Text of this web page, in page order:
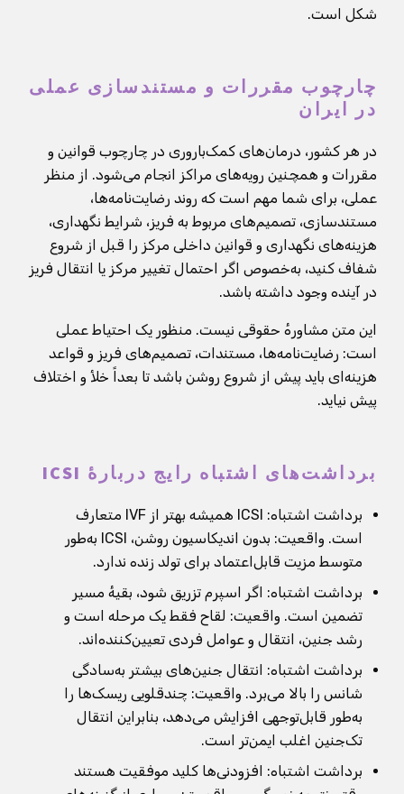
شکل است.
چارچوب مقررات و مستندسازی عملی
در ایران
در هر کشور، درمان‌های کمک‌باروری در چارچوب قوانین و
مقررات و همچنین رویه‌های مراکز انجام می‌شود. از منظر
عملی، برای شما مهم است که روند رضایت‌نامه‌ها،
مستندسازی، تصمیم‌های مربوط به فریز، شرایط نگهداری،
هزینه‌های نگهداری و قوانین داخلی مرکز را قبل از شروع
شفاف کنید، به‌خصوص اگر احتمال تغییر مرکز یا انتقال فریز
در آینده وجود داشته باشد.
این متن مشاورهٔ حقوقی نیست. منظور یک احتیاط عملی
است: رضایت‌نامه‌ها، مستندات، تصمیم‌های فریز و قواعد
هزینه‌ای باید پیش از شروع روشن باشد تا بعداً خلأ و اختلاف
پیش نیاید.
برداشت‌های اشتباه رایج دربارهٔ ICSI
برداشت اشتباه: ICSI همیشه بهتر از IVF متعارف
است. واقعیت: بدون اندیکاسیون روشن، ICSI به‌طور
متوسط مزیت قابل‌اعتماد برای تولد زنده ندارد.
برداشت اشتباه: اگر اسپرم تزریق شود، بقیهٔ مسیر
تضمین است. واقعیت: لقاح فقط یک مرحله است و
رشد جنین، انتقال و عوامل فردی تعیین‌کننده‌اند.
برداشت اشتباه: انتقال جنین‌های بیشتر به‌سادگی
شانس را بالا می‌برد. واقعیت: چندقلویی ریسک‌ها را
به‌طور قابل‌توجهی افزایش می‌دهد، بنابراین انتقال
تک‌جنین اغلب ایمن‌تر است.
برداشت اشتباه: افزودنی‌ها کلید موفقیت هستند